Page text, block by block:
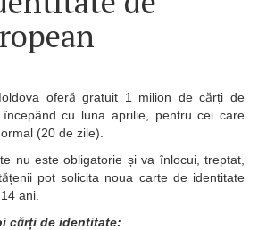
oferă gratuit 1 milion de cărți de
cu luna aprilie, pentru cei care
(20 de zile).
nu este obligatorie și va înlocui, treptat,
pot solicita noua carte de identitate
ani.
cărți de identitate: